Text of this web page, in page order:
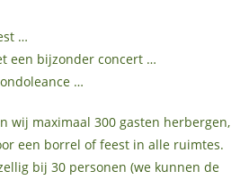
…
een bijzonder concert …
…
wij maximaal 300 gasten herbergen,
een borrel of feest in alle ruimtes.
bij 30 personen (we kunnen de